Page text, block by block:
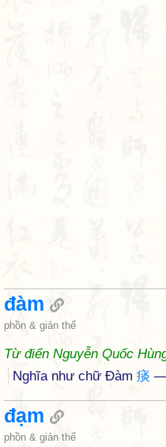
đàm
phồn & giản thể
Từ điển Nguyễn Quốc
Nghĩa như chữ Đàm 痰 —
đạm
phồn & giản thể